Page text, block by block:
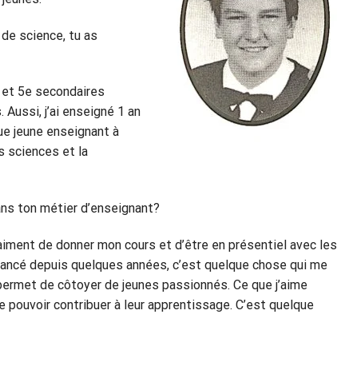
science, tu as
5e secondaires
Aussi, j’ai enseigné 1 an
jeune enseignant à
sciences et la
ton métier d’enseignant?
de donner mon cours et d’être en présentiel avec les
depuis quelques années, c’est quelque chose qui me
de côtoyer de jeunes passionnés. Ce que j’aime
contribuer à leur apprentissage. C’est quelque